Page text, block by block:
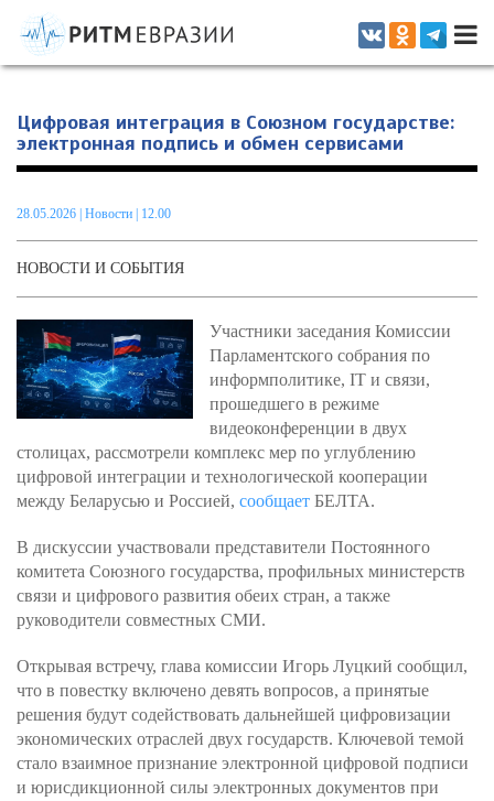
Информационно-аналитическое издание, посвященное актуальным
проблемам интеграции на постсоветском пространстве
Цифровая интеграция в Союзном государстве:
электронная подпись и обмен сервисами
28.05.2026 Новости | 12.00
НОВОСТИ И СОБЫТИЯ
Участники заседания Комиссии
Парламентского собрания по
информполитике, IT и связи,
прошедшего в режиме
видеоконференции в двух
столицах, рассмотрели комплекс мер по углублению
цифровой интеграции и технологической кооперации
между Беларусью и Россией, сообщает БЕЛТА.
В дискуссии участвовали представители Постоянного
комитета Союзного государства, профильных министерств
связи и цифрового развития обеих стран, а также
руководители совместных СМИ.
Открывая встречу, глава комиссии Игорь Луцкий сообщил,
что в повестку включено девять вопросов, а принятые
решения будут содействовать дальнейшей цифровизации
экономических отраслей двух государств. Ключевой темой
стало взаимное признание электронной цифровой подписи
и юрисдикционной силы электронных документов при